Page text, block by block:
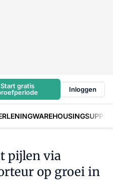
Start gratis
Inloggen
WAREHOUSING
pijlen via
op groei in